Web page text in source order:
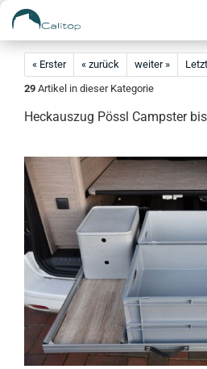
« Erster « zurück weiter »
29 Artikel in dieser Kategorie
Heckauszug Pössl Campster